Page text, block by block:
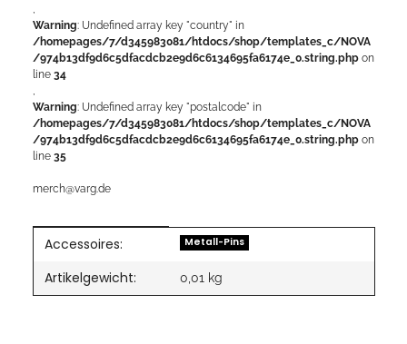
Warning: Undefined array key "country" in
/homepages/7/d345983081/htdocs/shop/templates_c/NOVA
/974b13df9d6c5dfacdcb2e9d6c6134695fa6174e_0.string.php on
line 34
Warning: Undefined array key "postalcode" in
/homepages/7/d345983081/htdocs/shop/templates_c/NOVA
/974b13df9d6c5dfacdcb2e9d6c6134695fa6174e_0.string.php on
line 35
merch@varg.de
Produkteigenschaft
Wert
Accessoires: Metall-Pins
Artikelgewicht: 0,01 kg